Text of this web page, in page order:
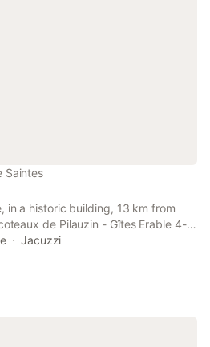
Saintes
in a historic building, 13 km from
de Pilauzin - Gîtes Erable 4-6
an apartment with a seasonal
garden.
Jacuzzi